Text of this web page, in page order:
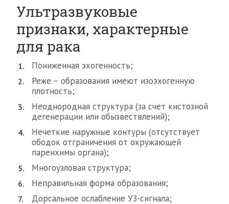
Ультразвуковые
признаки, характерные
для рака
Пониженная эхогенность;
Реже – образования имеют изоэхогенную
плотность;
Неоднородная структура (за счет кистозной
дегенерации или обызвествлений);
Нечеткие наружные контуры (отсутствует
ободок отграничения от окружающей
паренхимы органа);
Многоузловая структура;
Неправильная форма образования;
Дорсальное ослабление УЗ-сигнала;